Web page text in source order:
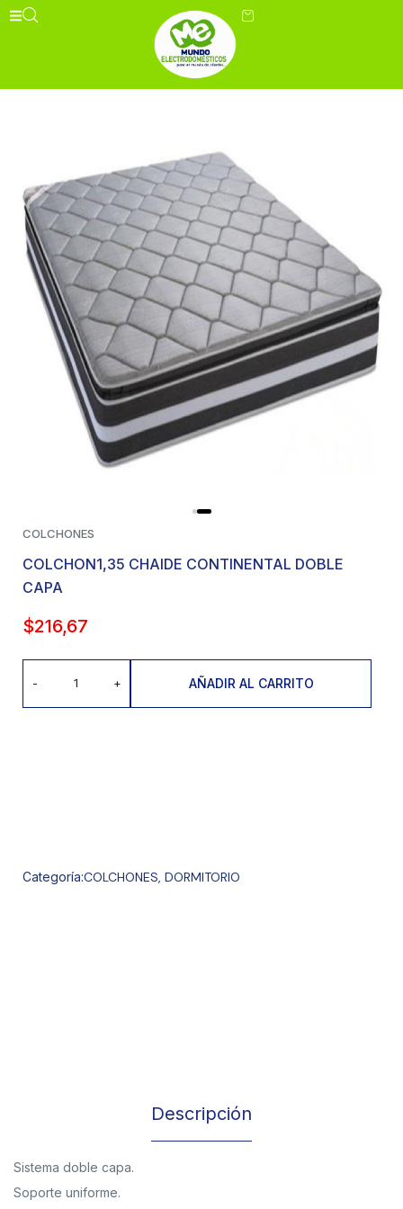
COLCHONES
COLCHON1,35 CHAIDE CONTINENTAL DOBLE
CAPA
$216,67
- + AÑADIR AL CARRITO
Categoría:COLCHONES, DORMITORIO
Descripción
Sistema doble capa.
Soporte uniforme.